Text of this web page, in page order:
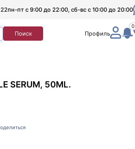
пн-пт с 9:00 до 22:00, сб-вс с 10:00 до 20:00
Поиск Профиль
0
SERUM, 50ML.